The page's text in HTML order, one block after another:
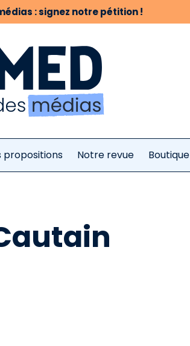
: signez notre pétition !
propositions Notre revue Boutique